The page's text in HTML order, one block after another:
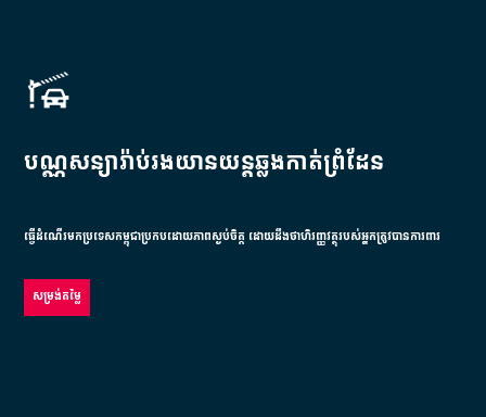
បណ្ណសន្យារ៉ាប់រងយានយន្តឆ្លងកាត់ព្រំដែន
ធ្វើដំណើរមកប្រទេសកម្ពុជាប្រកបដោយភាពស្ងប់ចិត្ត ដោយដឹងថាហិរញ្ញវត្ថុរបស់អ្នកត្រូវបានការពារ
សម្រង់តម្លៃ